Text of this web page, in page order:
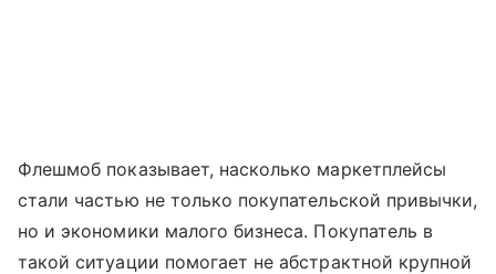
Флешмоб показывает, насколько маркетплейсы
стали частью не только покупательской привычки,
но и экономики малого бизнеса. Покупатель в
такой ситуации помогает не абстрактной крупной